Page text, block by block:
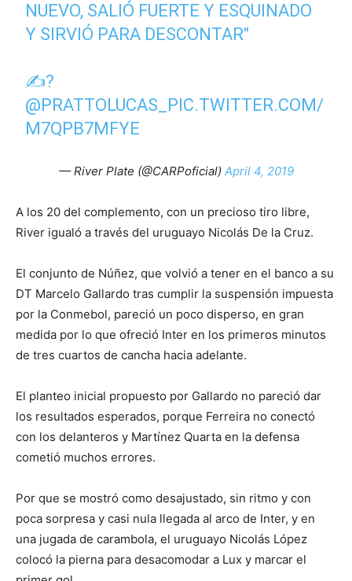
NUEVO, SALIÓ FUERTE Y ESQUINADO
Y SIRVIÓ PARA DESCONTAR"
✍?
@PRATTOLUCAS_ PIC.TWITTER.COM/
M7QPB7MFYE
— River Plate (@CARPoficial) April 4, 2019
A los 20 del complemento, con un precioso tiro libre,
River igualó a través del uruguayo Nicolás De la Cruz.
El conjunto de Núñez, que volvió a tener en el banco a su
DT Marcelo Gallardo tras cumplir la suspensión impuesta
por la Conmebol, pareció un poco disperso, en gran
medida por lo que ofreció Inter en los primeros minutos
de tres cuartos de cancha hacia adelante.
El planteo inicial propuesto por Gallardo no pareció dar
los resultados esperados, porque Ferreira no conectó
con los delanteros y Martínez Quarta en la defensa
cometió muchos errores.
Por que se mostró como desajustado, sin ritmo y con
poca sorpresa y casi nula llegada al arco de Inter, y en
una jugada de carambola, el uruguayo Nicolás López
colocó la pierna para desacomodar a Lux y marcar el